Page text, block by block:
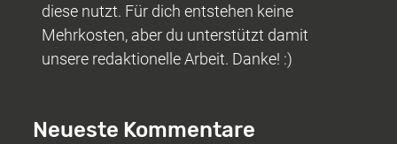
diese nutzt. Für dich entstehen keine
Mehrkosten, aber du unterstützt damit
unsere redaktionelle Arbeit. Danke! :)
Neueste Kommentare